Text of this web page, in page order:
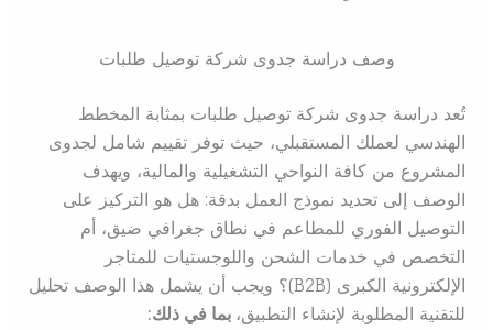
وصف دراسة جدوى شركة توصيل طلبات
تُعد دراسة جدوى شركة توصيل طلبات بمثابة المخطط
الهندسي لعملك المستقبلي، حيث توفر تقييم شامل لجدوى
المشروع من كافة النواحي التشغيلية والمالية، ويهدف
الوصف إلى تحديد نموذج العمل بدقة: هل هو التركيز على
التوصيل الفوري للمطاعم في نطاق جغرافي ضيق، أم
التخصص في خدمات الشحن واللوجستيات للمتاجر
الإلكترونية الكبرى (B2B)؟ ويجب أن يشمل هذا الوصف تحليل
للتقنية المطلوبة لإنشاء التطبيق،بما في ذلك: